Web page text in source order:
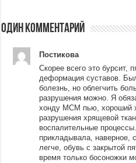
Один комментарий
Постикова
Скорее всего это бурсит,
деформация суставов.
болезнь, но облегчить
разрушения можно. Я
хонду МСМ пью, хороший
разрушения хрящевой
воспалительные
прикладывала, наверное,
легче, обувь с закрытой
время только босоножки